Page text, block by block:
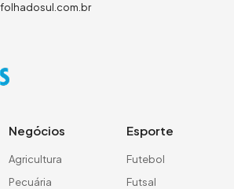
Negócios
Agricultura
Pecuária
Esporte
Futebol
Futsal